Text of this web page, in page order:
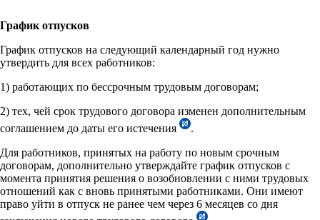
График отпусков
График отпусков на следующий календарный год нужно
утвердить для всех работников:
1) работающих по бессрочным трудовым договорам;
2) тех, чей срок трудового договора изменен дополнительным
соглашением до даты его истечения
.
Для работников, принятых на работу по новым срочным
договорам, дополнительно утверждайте график отпусков с
момента принятия решения о возобновлении с ними трудовых
отношений как с вновь принятыми работниками. Они имеют
право уйти в отпуск не ранее чем через 6 месяцев со дня